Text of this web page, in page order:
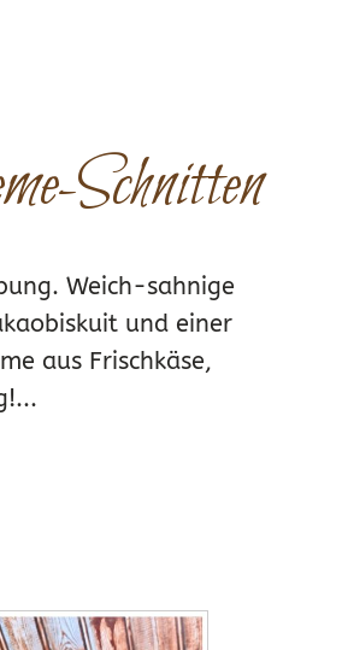
Schnitten
Weich-sahnige
und einer
aus Frischkäse,